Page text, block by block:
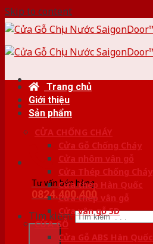
Skip to content
Tư vấn bán hàng
0824.400.400
Tìm kiếm:
Trang chủ
Giới thiệu
Sản phẩm
CỬA CHỐNG CHÁY
Cửa Gỗ Chống Cháy
Cửa nhôm vân gỗ
Cửa Thép Chống Cháy
Cửa thép Hàn Quốc
Cửa thép vân gỗ
Cửa vân gỗ 5D
CỬA GỖ
Cửa Gỗ ABS Hàn Quốc